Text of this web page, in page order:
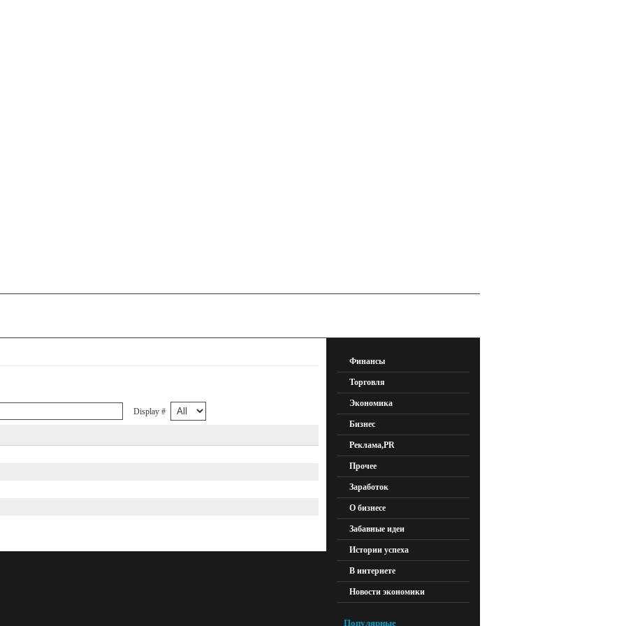
Display #
Финансы
Торговля
Экономика
Бизнес
Реклама,PR
Прочее
Заработок
О бизнесе
Забавные идеи
Истории успеха
В интернете
Новости экономики
Популярные